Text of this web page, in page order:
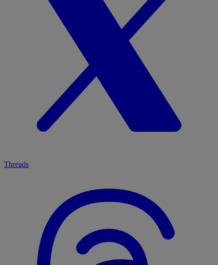
Threads